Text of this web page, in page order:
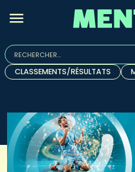
Rechercher :
Quand les résultats de
CLASSEMENTS/RÉSULTATS